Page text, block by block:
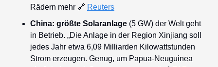
Rädern mehr 🔗 Reuters
China: größte Solaranlage (5 GW) der Welt geht
in Betrieb. „Die Anlage in der Region Xinjiang soll
jedes Jahr etwa 6,09 Milliarden Kilowattstunden
Strom erzeugen. Genug, um Papua-Neuguinea